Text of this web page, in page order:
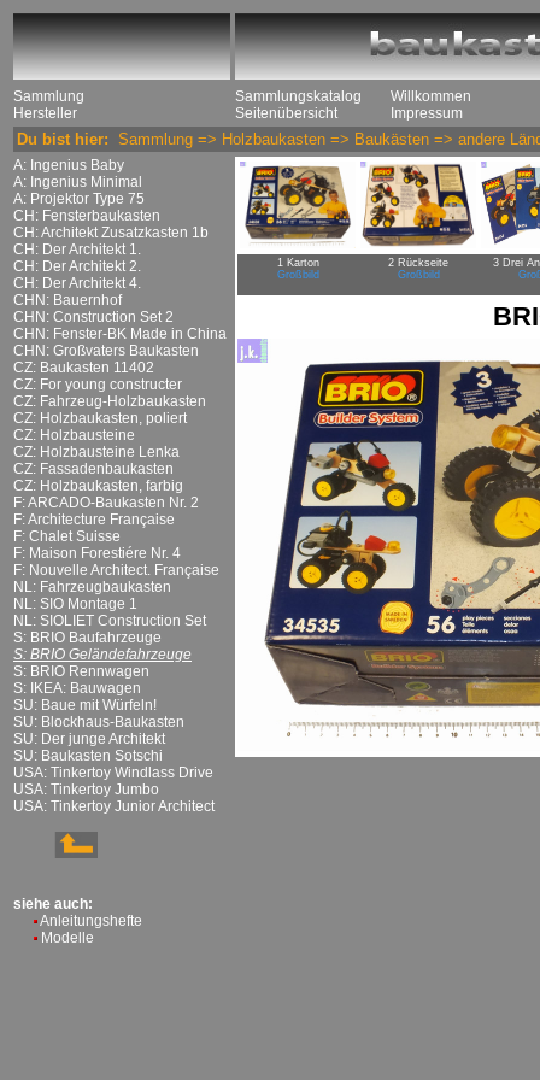
Sammlung
Hersteller
Sammlungskatalog
Seitenübersicht
Willkommen
Impressum
Du bist hier: Sammlung => Holzbaukasten => Baukästen => andere
A: Ingenius Baby
A: Ingenius Minimal
A: Projektor Type 75
CH: Fensterbaukasten
CH: Architekt Zusatzkasten 1b
CH: Der Architekt 1.
CH: Der Architekt 2.
CH: Der Architekt 4.
CHN: Bauernhof
CHN: Construction Set 2
CHN: Fenster-BK Made in China
CHN: Großvaters Baukasten
CZ: Baukasten 11402
CZ: For young constructer
CZ: Fahrzeug-Holzbaukasten
CZ: Holzbaukasten, poliert
CZ: Holzbausteine
CZ: Holzbausteine Lenka
CZ: Fassadenbaukasten
CZ: Holzbaukasten, farbig
F: ARCADO-Baukasten Nr. 2
F: Architecture Française
F: Chalet Suisse
F: Maison Forestiére Nr. 4
F: Nouvelle Architect. Française
NL: Fahrzeugbaukasten
NL: SIO Montage 1
NL: SIOLIET Construction Set
S: BRIO Baufahrzeuge
S: BRIO Geländefahrzeuge
S: BRIO Rennwagen
S: IKEA: Bauwagen
SU: Baue mit Würfeln!
SU: Blockhaus-Baukasten
SU: Der junge Architekt
SU: Baukasten Sotschi
USA: Tinkertoy Windlass Drive
USA: Tinkertoy Jumbo
USA: Tinkertoy Junior Architect
siehe auch:
Anleitungshefte
Modelle
1 Karton
Großbild
2 Rückseite
Großbild
3 Drei